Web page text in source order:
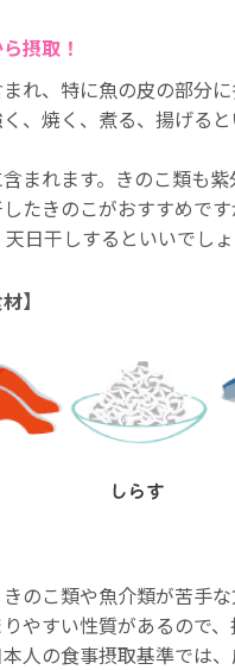
摂取！
れ、特に魚の皮の部分
、焼く、煮る、揚げる
まれます。きのこ類も
たきのこがおすすめで
日干しするといいでしょ
】
のこ類や魚介類が苦手
やすい性質があるので、
人の食事摂取基準では